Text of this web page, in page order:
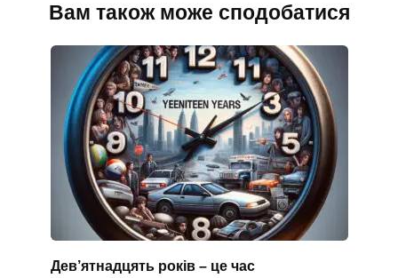
Вам також може сподобатися
Дев’ятнадцять років – це час